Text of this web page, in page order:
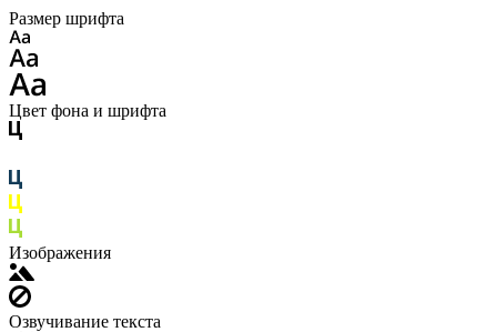
Размер шрифта
Цвет фона и шрифта
Изображения
Озвучивание текста